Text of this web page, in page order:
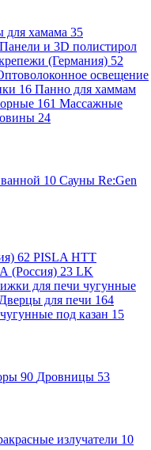
для хамама 35
Панели и 3D полистирол
(Германия) 52
освещение
16 Панно для хаммам
161 Массажные
24
10 Сауны Re:Gen
62 PISLA HTT
(Россия) 23 LK
для печи чугунные
Дверцы для печи 164
под казан 15
90 Дровницы 53
излучатели 10